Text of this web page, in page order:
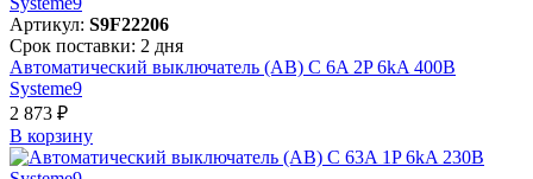
Артикул: S9F22206
Срок поставки: 2 дня
Автоматический выключатель (АВ) C 6A 2P 6kA 400В
Systeme9
2 873 ₽
В корзинy